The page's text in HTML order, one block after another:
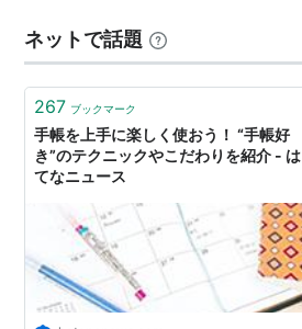
所を変える。これが人生を変える鉄
しか、人生を変えることができない
ネットで話題
267 ブックマーク
手帳を上手に楽しく使おう！ “手帳好
き”のテクニックやこだわりを紹介 - は
てなニュース